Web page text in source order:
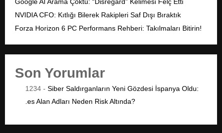
NVIDIA CFO: Kıtlığı Bilerek Rakipleri Saf Dışı Bıraktık
Forza Horizon 6 PC Performans Rehberi: Takılmaları Bitirin!
Son Yorumlar
1234 - Siber Saldırganların Yeni Gözdesi İspanya Oldu:
.es Alan Adları Neden Risk Altında?